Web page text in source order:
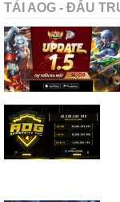
TẢI AOG - ĐẤU